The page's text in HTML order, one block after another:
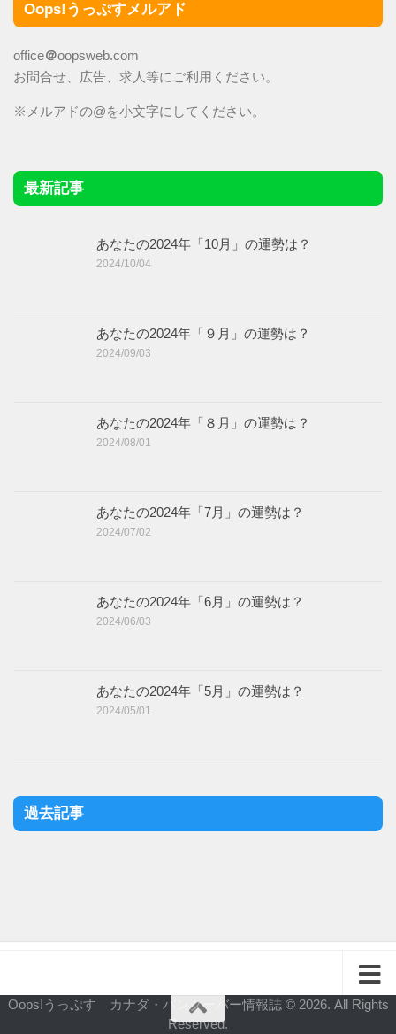
Oops!うっぷすメルアド
office＠oopsweb.com
お問合せ、広告、求人等にご利用ください。
※メルアドの@を小文字にしてください。
最新記事
あなたの2024年「10月」の運勢は？
2024/10/04
あなたの2024年「９月」の運勢は？
2024/09/03
あなたの2024年「８月」の運勢は？
2024/08/01
あなたの2024年「7月」の運勢は？
2024/07/02
あなたの2024年「6月」の運勢は？
2024/06/03
あなたの2024年「5月」の運勢は？
2024/05/01
過去記事
Oops!うっぷす カナダ・バンクーバー情報誌 © 2026. All Rights
Reserved.